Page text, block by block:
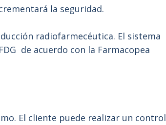
la seguridad.
radiofarmecéutica. El sistema
de acuerdo con la Farmacopea
El cliente puede realizar un control